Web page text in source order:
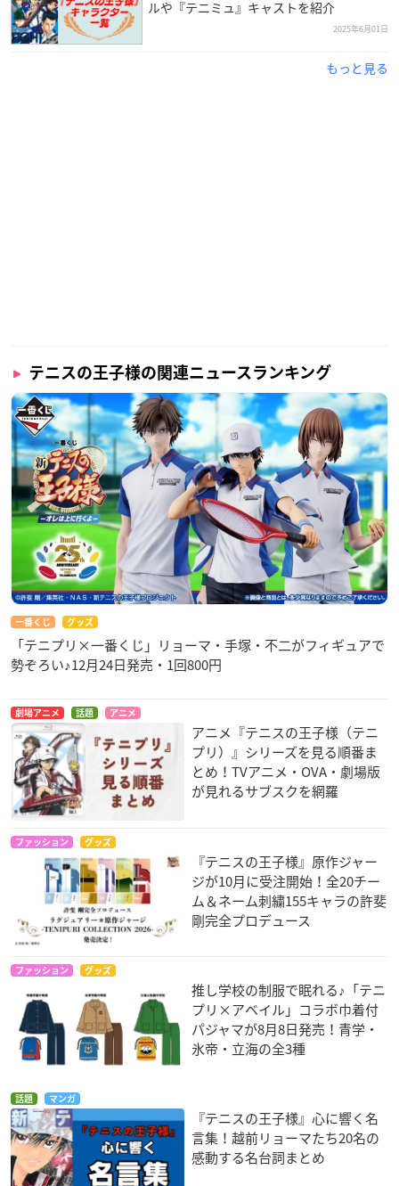
ルや『テニミュ』キャストを紹介
2025年6月01日
もっと見る
テニスの王子様の関連ニュースランキング
一番くじ グッズ
「テニプリ×一番くじ」リョーマ・手塚・不二がフィギュアで
勢ぞろい♪12月24日発売・1回800円
劇場アニメ 話題 アニメ
アニメ『テニスの王子様（テニ
プリ）』シリーズを見る順番ま
とめ！TVアニメ・OVA・劇場版
が見れるサブスクを網羅
ファッション グッズ
『テニスの王子様』原作ジャー
ジが10月に受注開始！全20チー
ム＆ネーム刺繍155キャラの許斐
剛完全プロデュース
ファッション グッズ
推し学校の制服で眠れる♪「テニ
プリ×アベイル」コラボ巾着付
パジャマが8月8日発売！青学・
氷帝・立海の全3種
話題 マンガ
『テニスの王子様』心に響く名
言集！越前リョーマたち20名の
感動する名台詞まとめ